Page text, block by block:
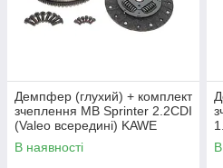
Демпфер (глухий) + комплект
зчеплення MB Sprinter 2.2CDI
(Valeo всередині) KAWE
DMV195M UA62
В наявності